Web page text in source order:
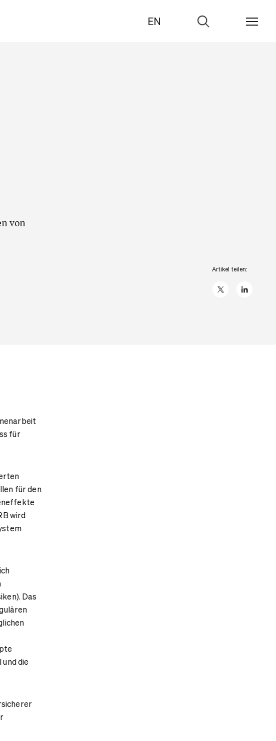
EN
Zur
von
Artikel teilen:
X linkedIn
für
für den
wird
Das
die